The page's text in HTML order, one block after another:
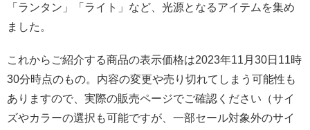
「ランタン」「ライト」など、光源となるアイテムを集め
ました。
これからご紹介する商品の表示価格は2023年11月30日11時
30分時点のもの。内容の変更や売り切れてしまう可能性も
ありますので、実際の販売ページでご確認ください（サイ
ズやカラーの選択も可能ですが、一部セール対象外のサイ